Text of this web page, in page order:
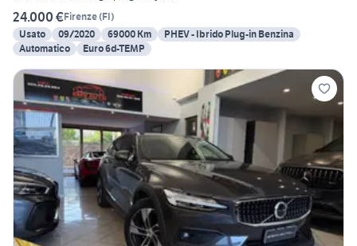
24.000 €Firenze(FI)
Usato
09/2020 69000 Km
PHEV - Ibrido Plug-in Benzina
Automatico
Euro 6d-TEMP